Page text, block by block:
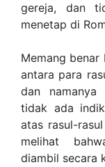
gereja, dan
menetap di
Memang
antara para
dan namanya
tidak ada
atas rasul-
melihat
diambil secara